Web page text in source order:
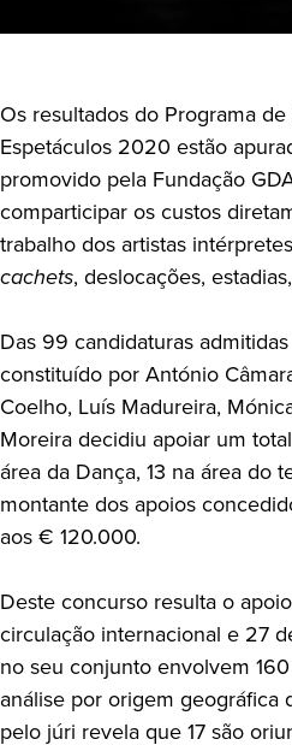
Os resultados do Programa
Espetáculos 2020 estão
promovido pela Fundação
comparticipar os custos
trabalho dos artistas
cachets, deslocações,
Das 99 candidaturas
constituído por António
Coelho, Luís Madureira,
Moreira decidiu apoiar um
área da Dança, 13 na área do
montante dos apoios
aos € 120.000.
Deste concurso resulta o
circulação internacional e 27
no seu conjunto envolvem
análise por origem geográfica
pelo júri revela que 17 são